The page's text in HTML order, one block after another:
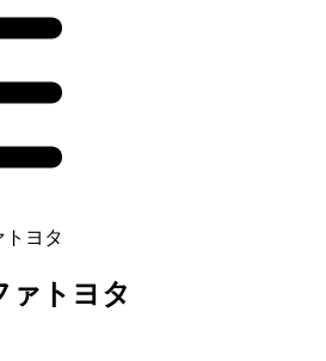
トヨタ
ァトヨタ